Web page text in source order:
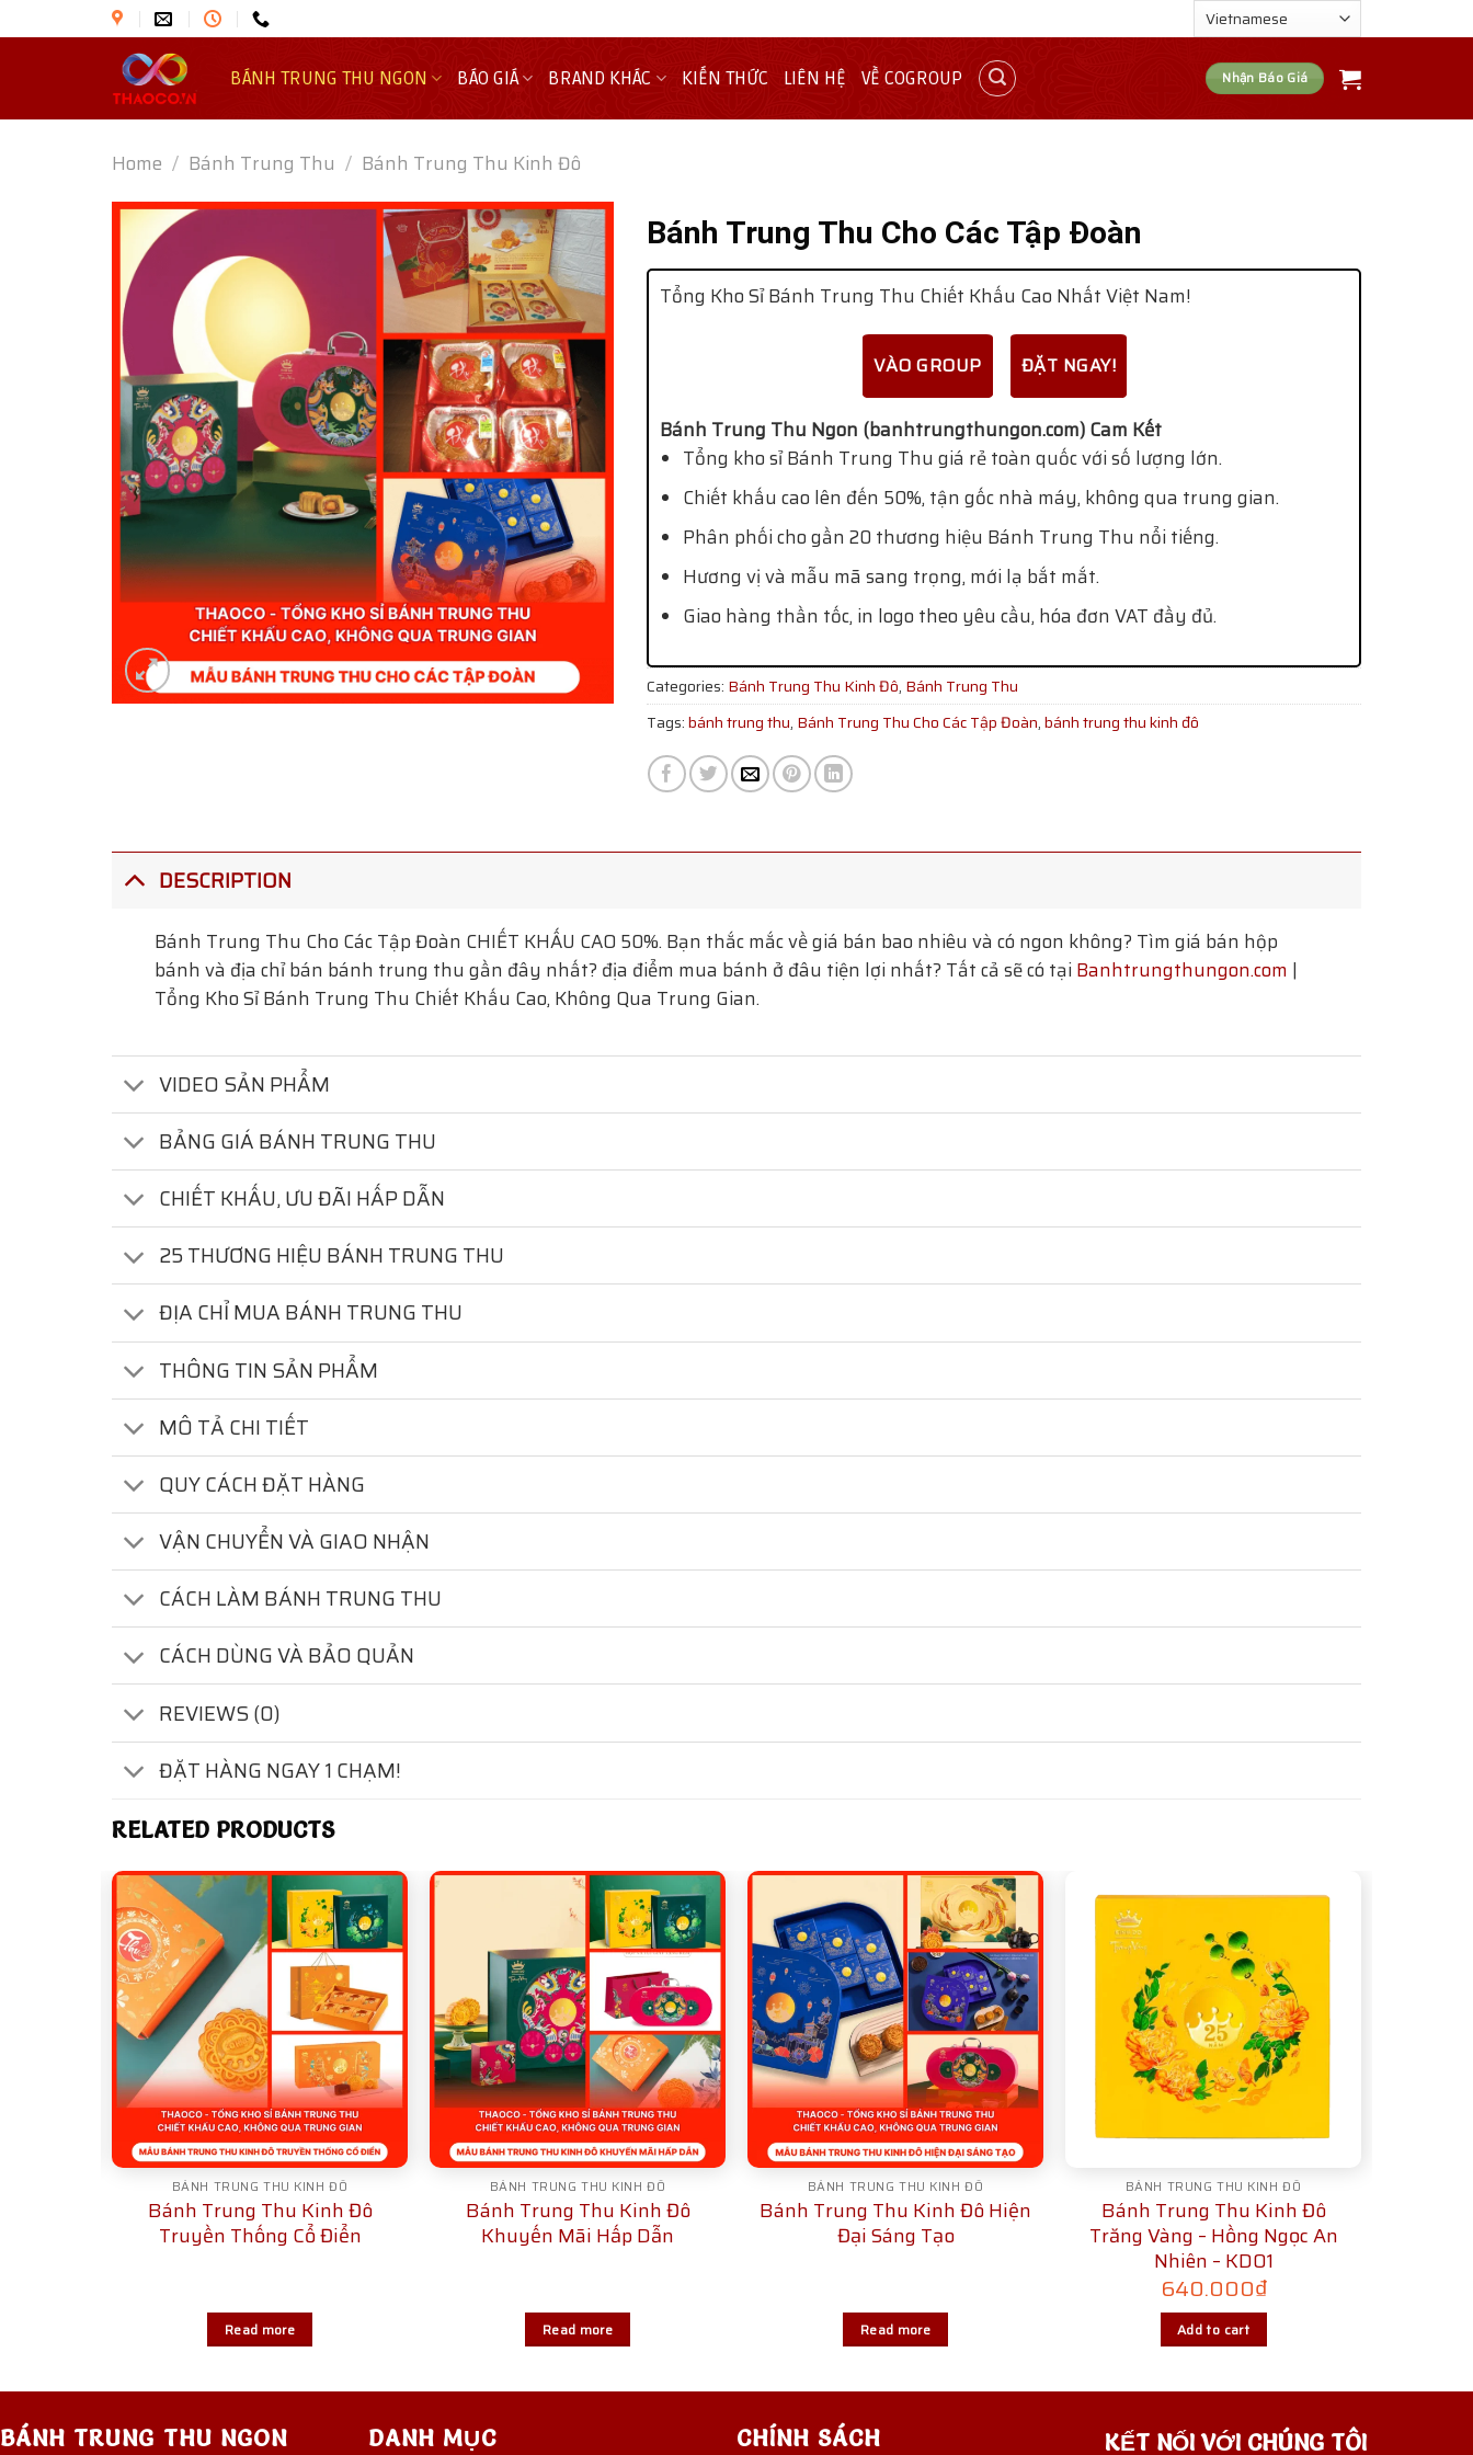
to
BÁNH TRUNG THU NGON BÁO GIÁ BRAND KHÁC KIẾN THỨC LIÊN HỆ VỀ COGROUP Nhận Báo Giá
Home / Bánh Trung Thu / Bánh Trung Thu Kinh Đô
Bánh Trung Thu Cho Các Tập Đoàn
Tổng Kho Sỉ Bánh Trung Thu Chiết Khấu Cao Nhất Việt Nam!
VÀO GROUP ĐẶT NGAY!
Bánh Trung Thu Ngon (banhtrungthungon.com) Cam Kết
Tổng kho sỉ Bánh Trung Thu giá rẻ toàn quốc với số lượng lớn.
Chiết khấu cao lên đến 50%, tận gốc nhà máy, không qua trung gian.
Phân phối cho gần 20 thương hiệu Bánh Trung Thu nổi tiếng.
Hương vị và mẫu mã sang trọng, mới lạ bắt mắt.
Giao hàng thần tốc, in logo theo yêu cầu, hóa đơn VAT đầy đủ.
Categories: Bánh Trung Thu Kinh Đô, Bánh Trung Thu
Tags:bánh trung thu, Bánh Trung Thu Cho Các Tập Đoàn,bánh trung thu kinh đô
DESCRIPTION
Bánh Trung Thu Cho Các Tập Đoàn CHIẾT KHẤU CAO 50%. Bạn thắc mắc về giá bán bao nhiêu và có ngon không? Tìm giá bán hộp
bánh và địa chỉ bán bánh trung thu gần đây nhất? địa điểm mua bánh ở đâu tiện lợi nhất? Tất cả sẽ có tại Banhtrungthungon.com |
Tổng Kho Sỉ Bánh Trung Thu Chiết Khấu Cao, Không Qua Trung Gian.
VIDEO SẢN PHẨM
BẢNG GIÁ BÁNH TRUNG THU
CHIẾT KHẤU, ƯU ĐÃI HẤP DẪN
25 THƯƠNG HIỆU BÁNH TRUNG THU
ĐỊA CHỈ MUA BÁNH TRUNG THU
THÔNG TIN SẢN PHẨM
MÔ TẢ CHI TIẾT
QUY CÁCH ĐẶT HÀNG
VẬN CHUYỂN VÀ GIAO NHẬN
CÁCH LÀM BÁNH TRUNG THU
CÁCH DÙNG VÀ BẢO QUẢN
REVIEWS (0)
ĐẶT HÀNG NGAY 1 CHẠM!
RELATED PRODUCTS
BÁNH TRUNG THU KINH ĐÔ
Bánh Trung Thu Kinh Đô
Truyền Thống Cổ Điển
Read more
BÁNH TRUNG THU KINH ĐÔ
Bánh Trung Thu Kinh Đô
Khuyến Mãi Hấp Dẫn
Read more
BÁNH TRUNG THU KINH ĐÔ
Bánh Trung Thu Kinh Đô Hiện
Đại Sáng Tạo
Read more
BÁNH TRUNG THU KINH ĐÔ
Bánh Trung Thu Kinh Đô
Trăng Vàng – Hồng Ngọc An
Nhiên – KD01
640.000₫
Add to cart
BÁNH TRUNG THU NGON DANH MỤC CHÍNH SÁCH KẾT NỐI VỚI CHÚNG TÔI